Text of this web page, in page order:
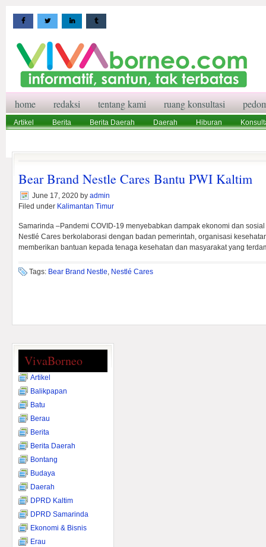
home redaksi tentang kami ruang konsultasi
Artikel Berita Berita Daerah Daerah Hiburan
Bear Brand Nestle Cares Bantu PWI Kaltim
June 17, 2020 by admin
Filed under Kalimantan Timur
Samarinda –Pandemi COVID-19 menyebabkan dampak ekonomi dan
Nestlé Cares berkolaborasi dengan badan pemerintah, organisasi
memberikan bantuan kepada tenaga kesehatan dan masyarakat yang
Tags: Bear Brand Nestle, Nestlé Cares
VivaBorneo
Artikel
Balikpapan
Batu
Berau
Berita
Berita Daerah
Bontang
Budaya
Daerah
DPRD Kaltim
DPRD Samarinda
Ekonomi & Bisnis
Erau